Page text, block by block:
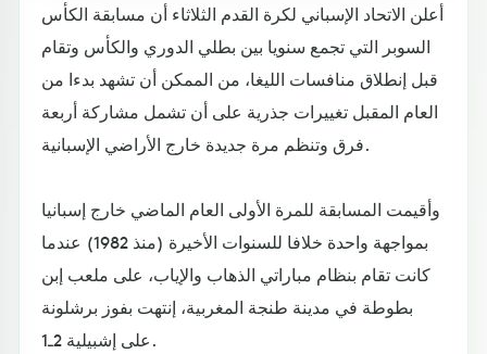
أعلن الاتحاد الإسباني لكرة القدم الثلاثاء أن مسابقة الكأس
السوبر التي تجمع سنويا بين بطلي الدوري والكأس وتقام
قبل إنطلاق منافسات الليغا، من الممكن أن تشهد بدءا من
العام المقبل تغييرات جذرية على أن تشمل مشاركة أربعة
فرق وتنظم مرة جديدة خارج الأراضي الإسبانية.
وأقيمت المسابقة للمرة الأولى العام الماضي خارج إسبانيا
بمواجهة واحدة خلافا للسنوات الأخيرة (منذ 1982) عندما
كانت تقام بنظام مباراتي الذهاب والإياب، على ملعب إبن
بطوطة في مدينة طنجة المغربية، إنتهت بفوز برشلونة
على إشبيلية 2ـ1.